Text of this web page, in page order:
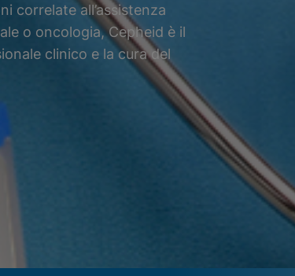
correlate all’assistenza
o oncologia, Cepheid è il
clinico e la cura del